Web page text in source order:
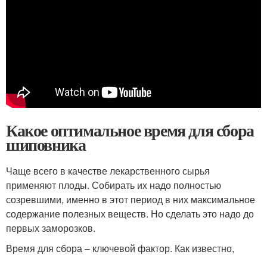
Какое оптимальное время для сбора
шиповника
Чаще всего в качестве лекарственного сырья
применяют плоды. Собирать их надо полностью
созревшими, именно в этот период в них максимальное
содержание полезных веществ. Но сделать это надо до
первых заморозков.
Время для сбора – ключевой фактор. Как известно,